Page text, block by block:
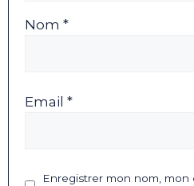
Nom *
Email *
Enregistrer mon nom, mon